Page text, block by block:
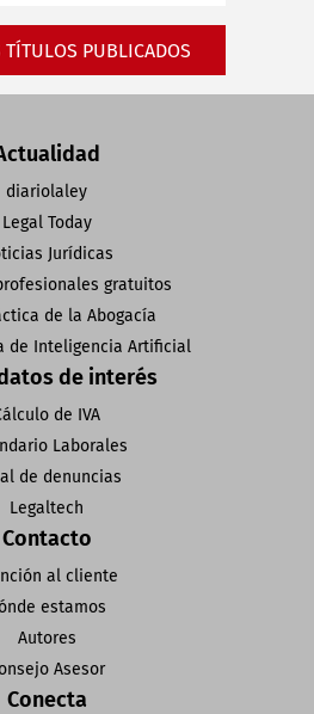
TÍTULOS PUBLICADOS
diariolaley
Legal Today
Jurídicas
gratuitos
de la Abogacía
de Inteligencia Artificial
de interés
de IVA
Laborales
de denuncias
Legaltech
Contacto
al cliente
estamos
Autores
Asesor
Conecta